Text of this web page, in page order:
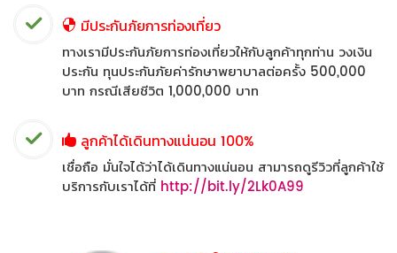
มีประกันภัยการท่องเที่ยว
ทางเรามีประกันภัยการท่องเที่ยวให้กับลูกค้าทุกท่าน วงเงิน
ประกัน ทุนประกันภัยค่ารักษาพยาบาลต่อครั้ง 500,000
บาท กรณีเสียชีวิต 1,000,000 บาท
ลูกค้าได้เดินทางแน่นอน 100%
เชื่อถือ มั่นใจได้ว่าได้เดินทางแน่นอน สามารถดูรีวิวที่ลูกค้าใช้
บริการกับเราได้ที่ http://bit.ly/2Lk0A99